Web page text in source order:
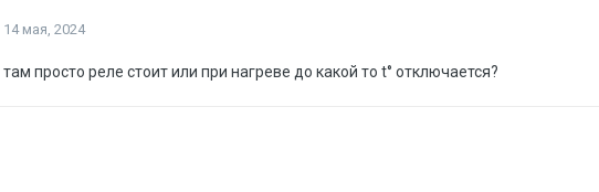
14 мая, 2024
там просто реле стоит или при нагреве до какой то t° отключается?